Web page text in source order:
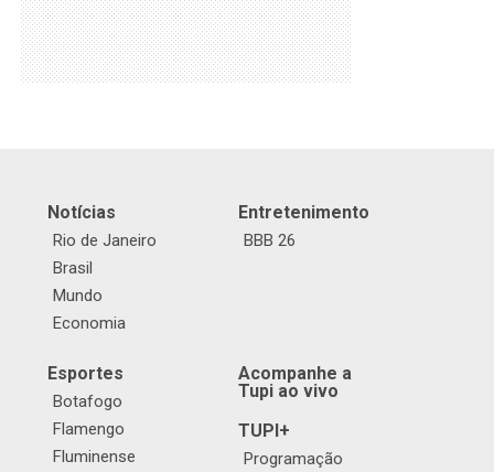
Notícias
Rio de Janeiro
Brasil
Mundo
Economia
Entretenimento
BBB 26
Esportes
Botafogo
Flamengo
Fluminense
Acompanhe a
Tupi ao vivo
TUPI+
Programação